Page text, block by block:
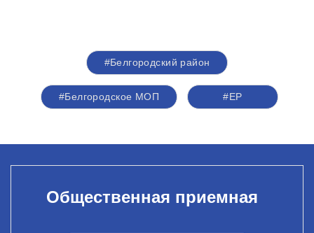
#Белгородский район
#Белгородское МОП #ЕР
Общественная приемная